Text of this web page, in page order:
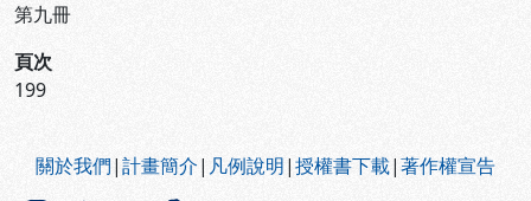
第九冊
頁次
199
關於我們|計畫簡介| 凡例說明|授權書下載|著作權宣告